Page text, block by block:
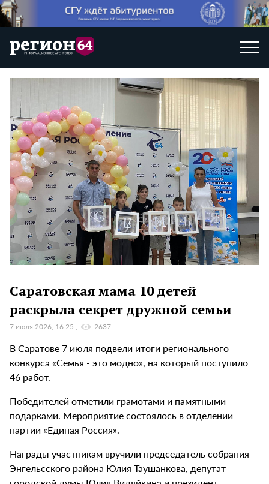
Саратовская мама 10 детей
раскрыла секрет дружной семьи
7 июля 2026, 16:25 2637
В Саратове 7 июля подвели итоги регионального
конкурса «Семья - это модно», на который поступило
46 работ.
Победителей отметили грамотами и памятными
подарками. Мероприятие состоялось в отделении
партии «Единая Россия».
Награды участникам вручили председатель собрания
Энгельсского района Юлия Таушанкова, депутат